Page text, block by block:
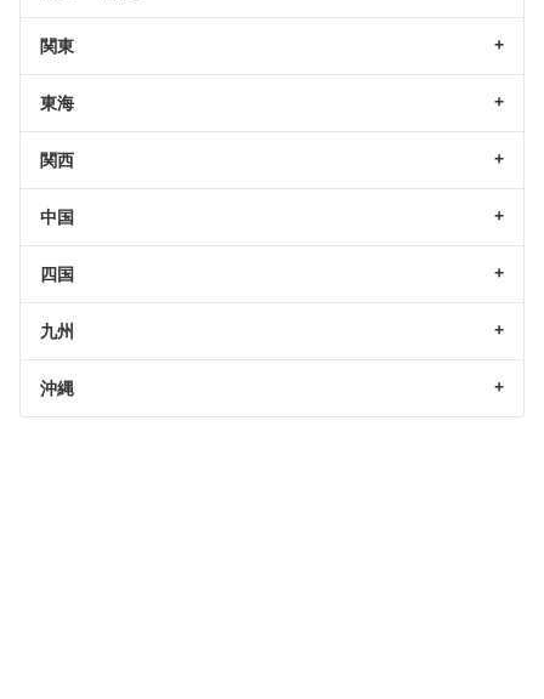
関東
東海
関西
中国
四国
九州
沖縄